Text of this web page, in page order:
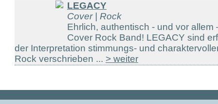
LEGACY
Cover | Rock
Ehrlich, authentisch - und vor allem
Cover Rock Band! LEGACY sind
der Interpretation stimmungs- und
Rock verschrieben ... > weiter